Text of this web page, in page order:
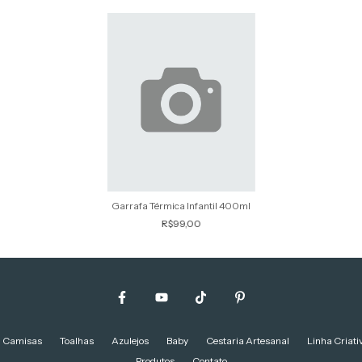
Garrafa Térmica Infantil 400ml
R$99,00
Camisas Toalhas Azulejos Baby Cestaria Artesanal Linha